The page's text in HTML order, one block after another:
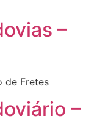
–
de Fretes
–